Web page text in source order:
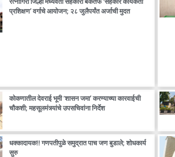
रत्नागिरी जिल्हा मध्यवर्ती सहकारी बँकेतर्फे ‘सहकार कार्यकर्ता
प्रशिक्षण’ वर्गाचे आयोजन; २८ जुलैपर्यंत अर्जाची मुदत
कोकणातील देवराई भूमी ‘शासन जमा’ करण्याच्या कारवाईची
चौकशी; महसूलमंत्र्यांचे उपसचिवांना निर्देश
धक्कादायक!! गणपतीपुळे समुद्रात पाच जण बुडाले; शोधकार्य
सुरु